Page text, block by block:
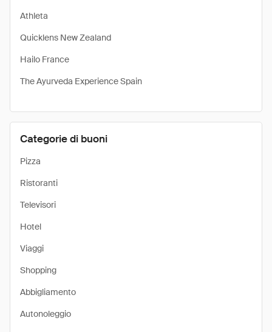
Athleta
Quicklens New Zealand
Hailo France
The Ayurveda Experience Spain
Categorie di buoni
Pizza
Ristoranti
Televisori
Hotel
Viaggi
Shopping
Abbigliamento
Autonoleggio